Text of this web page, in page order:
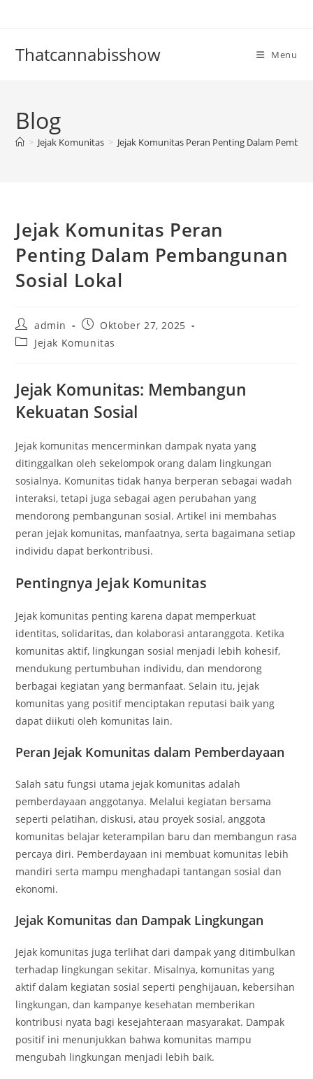
Thatcannabisshow Menu
Blog
> Jejak Komunitas > Jejak Komunitas Peran Penting Dalam
Jejak Komunitas Peran
Penting Dalam Pembangunan
Sosial Lokal
Post
author:
admin
Post
published:
Oktober 27, 2025
PostJejak Komunitas
Jejak Komunitas: Membangun
Kekuatan Sosial
Jejak komunitas mencerminkan dampak nyata yang
ditinggalkan oleh sekelompok orang dalam lingkungan
sosialnya. Komunitas tidak hanya berperan sebagai wadah
interaksi, tetapi juga sebagai agen perubahan yang
mendorong pembangunan sosial. Artikel ini membahas
peran jejak komunitas, manfaatnya, serta bagaimana setiap
individu dapat berkontribusi.
Pentingnya Jejak Komunitas
Jejak komunitas penting karena dapat memperkuat
identitas, solidaritas, dan kolaborasi antaranggota. Ketika
komunitas aktif, lingkungan sosial menjadi lebih kohesif,
mendukung pertumbuhan individu, dan mendorong
berbagai kegiatan yang bermanfaat. Selain itu, jejak
komunitas yang positif menciptakan reputasi baik yang
dapat diikuti oleh komunitas lain.
Peran Jejak Komunitas dalam Pemberdayaan
Salah satu fungsi utama jejak komunitas adalah
pemberdayaan anggotanya. Melalui kegiatan bersama
seperti pelatihan, diskusi, atau proyek sosial, anggota
komunitas belajar keterampilan baru dan membangun rasa
percaya diri. Pemberdayaan ini membuat komunitas lebih
mandiri serta mampu menghadapi tantangan sosial dan
ekonomi.
Jejak Komunitas dan Dampak Lingkungan
Jejak komunitas juga terlihat dari dampak yang ditimbulkan
terhadap lingkungan sekitar. Misalnya, komunitas yang
aktif dalam kegiatan sosial seperti penghijauan, kebersihan
lingkungan, dan kampanye kesehatan memberikan
kontribusi nyata bagi kesejahteraan masyarakat. Dampak
positif ini menunjukkan bahwa komunitas mampu
mengubah lingkungan menjadi lebih baik.